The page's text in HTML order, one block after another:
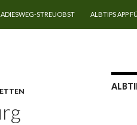
STREUOBST
ALBTIPS APP